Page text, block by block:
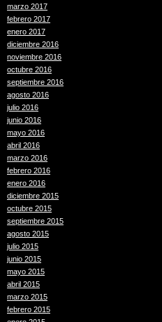
marzo 2017
febrero 2017
enero 2017
diciembre 2016
noviembre 2016
octubre 2016
septiembre 2016
agosto 2016
julio 2016
junio 2016
mayo 2016
abril 2016
marzo 2016
febrero 2016
enero 2016
diciembre 2015
octubre 2015
septiembre 2015
agosto 2015
julio 2015
junio 2015
mayo 2015
abril 2015
marzo 2015
febrero 2015